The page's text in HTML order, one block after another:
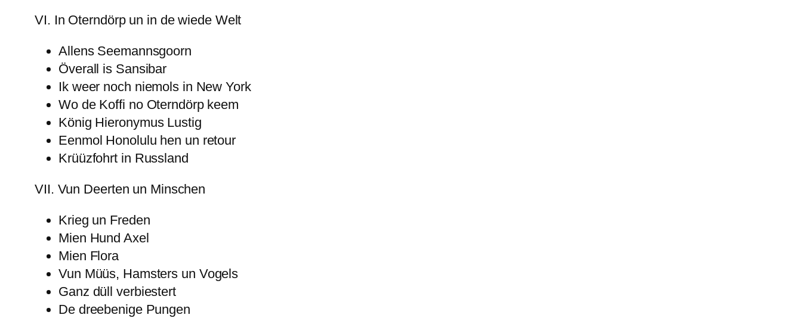
VI. In Oterndörp un in de wiede Welt
Allens Seemannsgoorn
Överall is Sansibar
Ik weer noch niemols in New York
Wo de Koffi no Oterndörp keem
König Hieronymus Lustig
Eenmol Honolulu hen un retour
Krüüzfohrt in Russland
VII. Vun Deerten un Minschen
Krieg un Freden
Mien Hund Axel
Mien Flora
Vun Müüs, Hamsters un Vogels
Ganz düll verbiestert
De dreebenige Pungen